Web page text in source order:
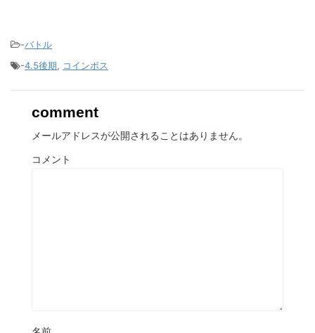
-バトル
-4.5後期, コインボス
comment
メールアドレスが公開されることはありません。
コメント